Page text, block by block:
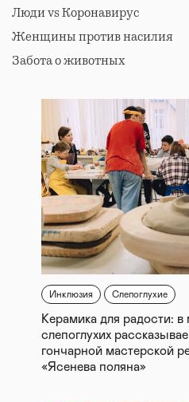
Люди vs Коронавирус
Женщины против насилия
Забота о животных
Инклюзия Слепоглухие
Керамика для радости:
слепоглухих
гончарной мастерской
«Ясенева поляна»